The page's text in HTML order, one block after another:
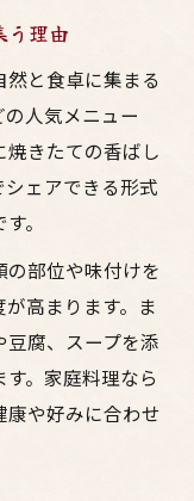
う理由
と食卓に集まる
人気メニュー
きたての香ばし
ェアできる形式
。
部位や味付けを
高まります。ま
腐、スープを添
。家庭料理なら
康や好みに合わせ